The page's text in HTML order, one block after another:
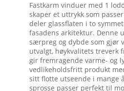
Fastkarm vinduer med 1
skaper et uttrykk som
deler glassflaten i to
fasadens arkitektur. Denne
særpreg og dybde som gjør
utvalgt, høykvalitets treverk
gir fremragende varme- og
vedlikeholdsfritt produkt
sitt flotte utseende i mange
sprosse passer perfekt til